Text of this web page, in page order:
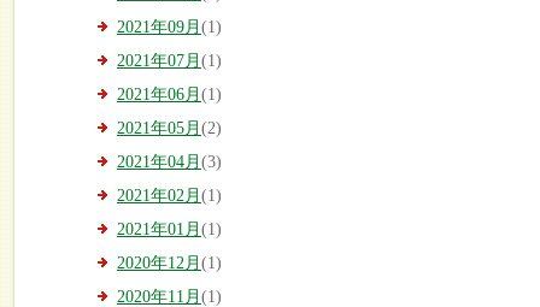
2021年09月 (1)
2021年07月 (1)
2021年06月 (1)
2021年05月 (2)
2021年04月 (3)
2021年02月 (1)
2021年01月 (1)
2020年12月 (1)
2020年11月 (1)